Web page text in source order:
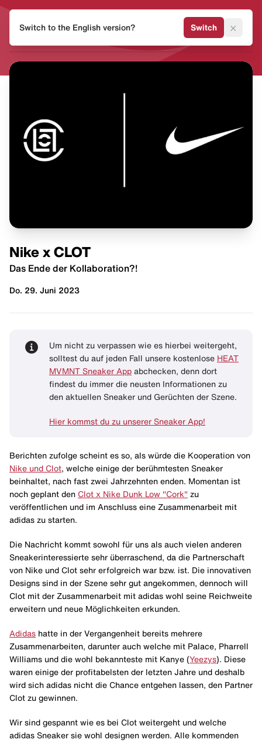
MVMNT
Nike x CLOT
Das Ende der Kollaboration?!
Do. 29. Juni 2023
Um nicht zu verpassen wie es hierbei weitergeht,
solltest du auf jeden Fall unsere kostenlose HEAT
MVMNT Sneaker App abchecken, denn dort
findest du immer die neusten Informationen zu
den aktuellen Sneaker und Gerüchten der Szene.
Hier kommst du zu unserer Sneaker App!
Berichten zufolge scheint es so, als würde die Kooperation von
Nike und Clot , welche einige der berühmtesten Sneaker
beinhaltet, nach fast zwei Jahrzehnten enden. Momentan ist
noch geplant den Clot x Nike Dunk Low "Cork" zu
veröffentlichen und im Anschluss eine Zusammenarbeit mit
adidas zu starten.
Die Nachricht kommt sowohl für uns als auch vielen anderen
Sneakerinteressierte sehr überraschend, da die Partnerschaft
von Nike und Clot sehr erfolgreich war bzw. ist. Die innovativen
Designs sind in der Szene sehr gut angekommen, dennoch will
Clot mit der Zusammenarbeit mit adidas wohl seine Reichweite
erweitern und neue Möglichkeiten erkunden.
Adidas hatte in der Vergangenheit bereits mehrere
Zusammenarbeiten, darunter auch welche mit Palace, Pharrell
Williams und die wohl bekannteste mit Kanye (Yeezys). Diese
waren einige der profitabelsten der letzten Jahre und deshalb
wird sich adidas nicht die Chance entgehen lassen, den Partner
Clot zu gewinnen.
Wir sind gespannt wie es bei Clot weitergeht und welche
adidas Sneaker sie wohl designen werden. Alle kommenden
Switch to the English version? Switch ×